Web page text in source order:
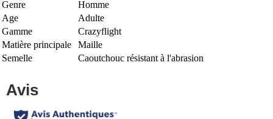
Genre
Homme
Age
Adulte
Gamme
Crazyflight
Matière principale
Maille
Semelle
Caoutchouc résistant à l'abrasion